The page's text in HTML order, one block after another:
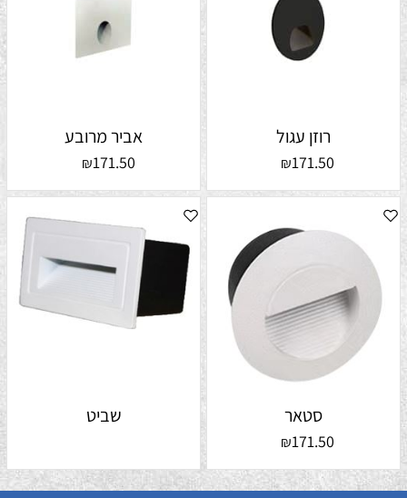
רוזן עגול
₪171.50
אביר מרובע
₪171.50
סטאר
₪171.50
שביט